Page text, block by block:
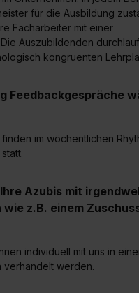
jeweiligen Inhalt erteilen.
zulassen,
Checkboxen und klick auf
zur Platzierung
umfasst hierbei die
Daten in die USA
Die USA verfügen über
(EuGH –
unter dem Punkt
Weitere
für die Ausbildung
Facharbeiter mit einer
Auszubildenden
kongruenten
Feedbackgespräche
im wöchentlichen
Azubis mit
z.B. einem
individuell mit uns in
verhandelt werden.